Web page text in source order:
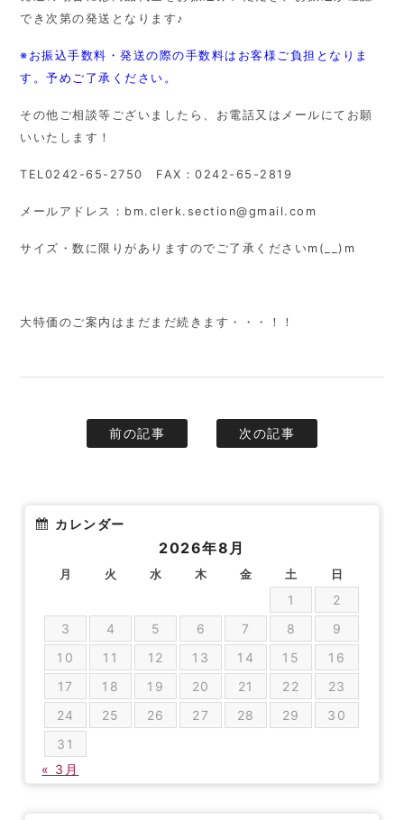
でき次第の発送となります♪
※お振込手数料・発送の際の手数料はお客様ご負担となりま
す。予めご了承ください。
その他ご相談等ございましたら、お電話又はメールにてお願
いいたします！
TEL0242-65-2750 FAX：0242-65-2819
メールアドレス：bm.clerk.section@gmail.com
サイズ・数に限りがありますのでご了承くださいm(__)m
大特価のご案内はまだまだ続きます・・・！！
前の記事 次の記事
カレンダー
2026年8月
月 火 水 木 金 土 日
1
2
3
4 5 6 7 8
9
10
11 12 13 14 15
16
17
18 19 20 21 22
23
24
25 26 27 28 29
30
31
« 3月